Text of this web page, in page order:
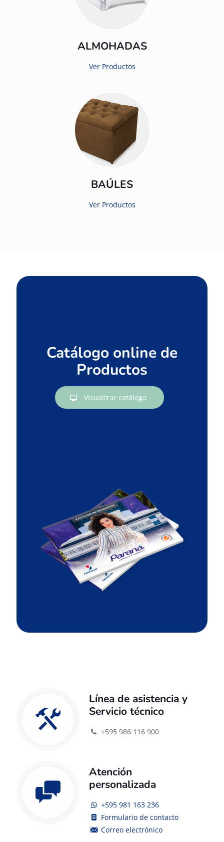
ALMOHADAS
Ver Productos
BAÚLES
Ver Productos
Catálogo online de
Productos
Visualizar catálogo
Línea de asistencia y
Servicio técnico
+595 986 116 900
Atención
personalizada
+595 981 163 236
Formulario de contacto
Correo electrónico